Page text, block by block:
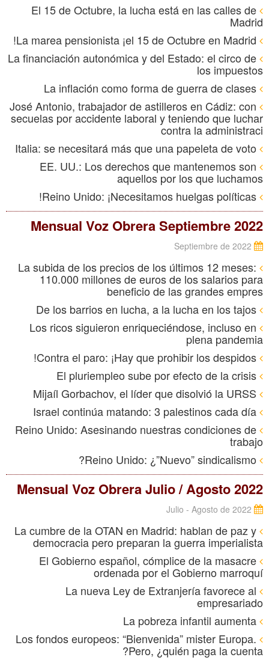
El 15 de Octubre, la lucha está en las calles de
Madrid
La financiación autonómica y del Estado: el circo de
los impuestos
José Antonio, trabajador de astilleros en Cádiz: con
secuelas por accidente laboral y teniendo que luchar
contra la administraci
EE. UU.: Los derechos que mantenemos son
aquellos por los que luchamos
Mensual Voz Obrera Septiembre 2022
La subida de los precios de los últimos 12 meses:
110.000 millones de euros de los salarios para
beneficio de las grandes empres
Los ricos siguieron enriqueciéndose, incluso en
plena pandemia
Reino Unido: Asesinando nuestras condiciones de
trabajo
Mensual Voz Obrera Julio / Agosto 2022
La cumbre de la OTAN en Madrid: hablan de paz y
democracia pero preparan la guerra imperialista
El Gobierno español, cómplice de la masacre
ordenada por el Gobierno marroquí
La nueva Ley de Extranjería favorece al
empresariado
Los fondos europeos: “Bienvenida” mister Europa.
Pero, ¿quién paga la cuenta?